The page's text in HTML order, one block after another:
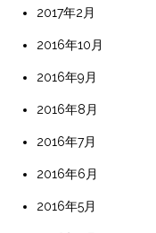
2017年2月
2016年10月
2016年9月
2016年8月
2016年7月
2016年6月
2016年5月